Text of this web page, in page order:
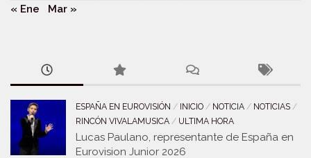
« Ene
Mar »
ESPAÑA EN EUROVISIÓN / INICIO / NOTICIA / NOTICIAS /
RINCÓN VIVALAMUSICA / ULTIMA HORA
Lucas Paulano, representante de España en
Eurovision Junior 2026